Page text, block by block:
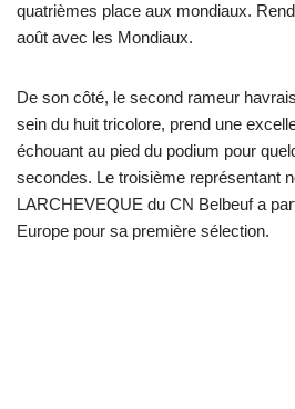
quatrièmes place aux mondiaux.
août avec les Mondiaux.
De son côté, le second rameur
sein du huit tricolore, prend une
échouant au pied du podium pour
secondes. Le troisième représentant
LARCHEVEQUE du CN Belbeuf a
Europe pour sa première sélection.